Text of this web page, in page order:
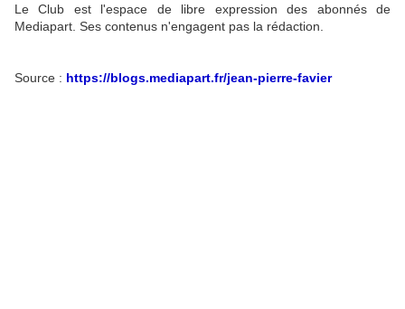
Le Club est l'espace de libre expression des abonnés de
Mediapart. Ses contenus n'engagent pas la rédaction.
Source : https://blogs.mediapart.fr/jean-pierre-favier